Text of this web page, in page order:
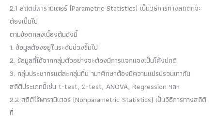
2.1 สถิติมีพารามิเตอร์ (Parametric Statistics) เป็นวิธีการทางสถิติที่จะ
ต้องเป็นไป
ตามข้อตกลงเบื้องต้นดังนี้
1. ข้อมูลต้องอยู่ในระดับช่วงขึ้นไป
2. ข้อมูลที่ได้จากกลุ่มตัวอย่างจะต้องมีการแจกแจงเป็นโค้งปกติ
3. กลุ่มประชากรแต่ละกลุ่มที่น ามาศึกษาต้องมีความแปรปรวนเท่ากัน
สถิติประเภทนี้เช่น t-test, Z-test, ANOVA, Regression ฯลฯ
2.2 สถิติไร้พารามิเตอร์ (Nonparametric Statistics) เป็นวิธีการทางสถิติ
ที่